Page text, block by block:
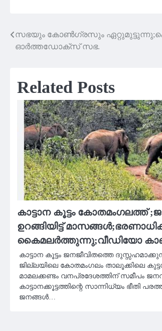
Post
സഭയും കോൺഗ്രസും
ഓർത്തഡോക്സ് സഭ.
Related Posts
കാട്ടാന കൂട്ടം കോതമംഗലത്ത്
ഉറങ്ങിയിട്ട്
കൈമലർത്തുന്നു;വീഡിയോ
കാട്ടാന കൂട്ടം ജനജീവിതത്തെ
ജില്ലയിലെ കോതമംഗലം താലൂക്കിലെ
മാമലക്കണ്ടം വനപ്രദേശത്തിന് സമീപം
കാട്ടാനക്കൂട്ടത്തിന്റെ സാന്നിധ്യം ഭീതി
ജനങ്ങൾ…